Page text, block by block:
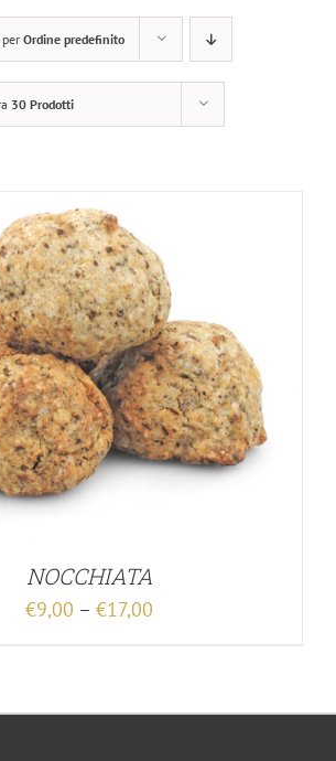
Ordine predefinito
30 Prodotti
NOCCHIATA
€9,00 – €17,00